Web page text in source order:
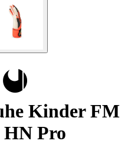
Kinder FM
Pro